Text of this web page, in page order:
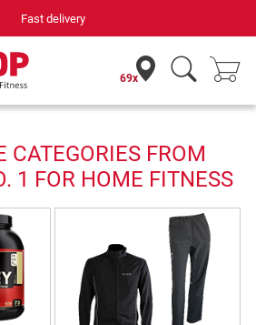
69x
CATEGORIES FROM
1 FOR HOME FITNESS